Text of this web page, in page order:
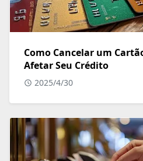
Como Cancelar um
Afetar Seu Crédito
2025/4/30